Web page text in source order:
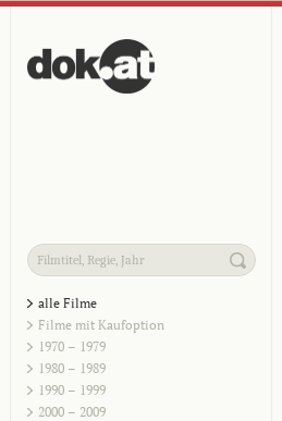
alle Filme
Filme mit Kaufoption
1970 – 1979
1980 – 1989
1990 – 1999
2000 – 2009